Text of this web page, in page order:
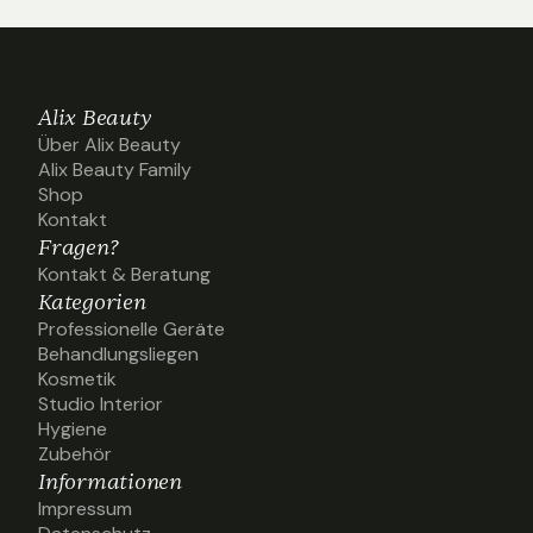
Alix Beauty
Über Alix Beauty
Über Alix Beauty
Alix Beauty Family
Alix Beauty Family
Shop
Shop
Kontakt
Kontakt
Fragen?
Kontakt & Beratung
Kontakt & Beratung
Kategorien
Professionelle Geräte
Professionelle Geräte
Behandlungsliegen
Behandlungsliegen
Kosmetik
Kosmetik
Studio Interior
Studio Interior
Hygiene
Hygiene
Zubehör
Zubehör
Informationen
Impressum